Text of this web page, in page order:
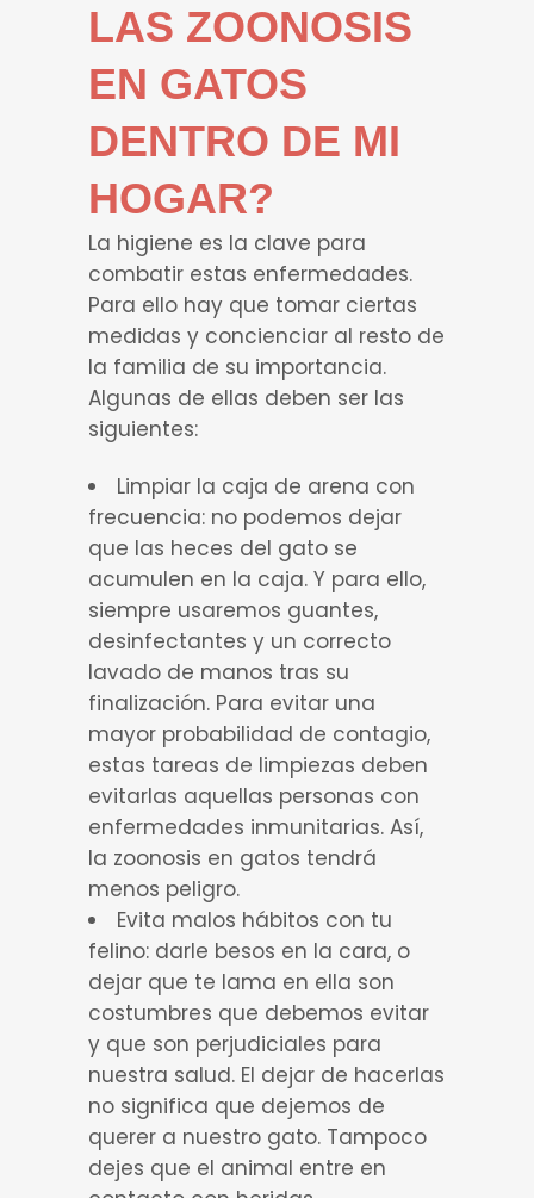
LAS ZOONOSIS
EN GATOS
DENTRO DE MI
HOGAR?
La higiene es la clave para
combatir estas enfermedades.
Para ello hay que tomar ciertas
medidas y concienciar al resto de
la familia de su importancia.
Algunas de ellas deben ser las
siguientes:
Limpiar la caja de arena con
frecuencia: no podemos dejar
que las heces del gato se
acumulen en la caja. Y para ello,
siempre usaremos guantes,
desinfectantes y un correcto
lavado de manos tras su
finalización. Para evitar una
mayor probabilidad de contagio,
estas tareas de limpiezas deben
evitarlas aquellas personas con
enfermedades inmunitarias. Así,
la zoonosis en gatos tendrá
menos peligro.
Evita malos hábitos con tu
felino: darle besos en la cara, o
dejar que te lama en ella son
costumbres que debemos evitar
y que son perjudiciales para
nuestra salud. El dejar de hacerlas
no significa que dejemos de
querer a nuestro gato. Tampoco
dejes que el animal entre en